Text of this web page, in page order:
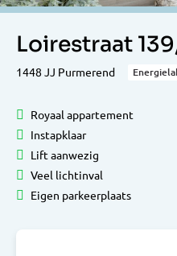
Loirestraat
1448 JJ Purmerend
Royaal appartement
Instapklaar
Lift aanwezig
Veel lichtinval
Eigen parkeerplaats